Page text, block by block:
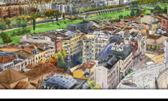
Maite Farreres
3.800€